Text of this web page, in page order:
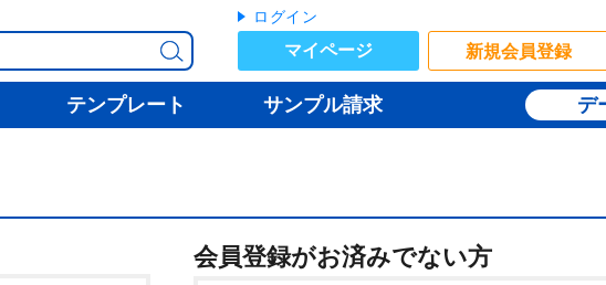
ログイン
マイページ 新規会員登録
テンプレート サンプル請求 デ
会員登録がお済みでない方